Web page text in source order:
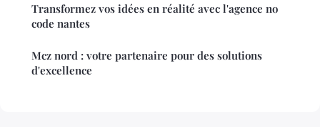
Transformez vos idées en réalité avec l'agence no
code nantes
Mcz nord : votre partenaire pour des solutions
d'excellence